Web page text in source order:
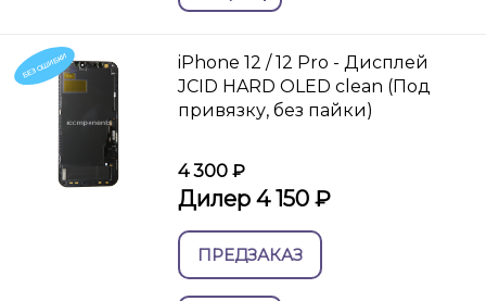
БЕЗ ОШИБКИ
iPhone 12 / 12 Pro - Дисплей
JCID HARD OLED clean (Под
привязку, без пайки)
4 300 ₽
Дилер 4 150 ₽
ПРЕДЗАКАЗ